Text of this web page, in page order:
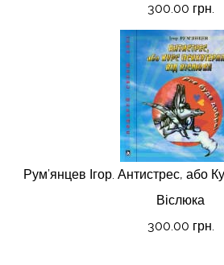
300.00 грн.
Рум’янцев Ігор. Антистрес, або
Віслюка
300.00 грн.